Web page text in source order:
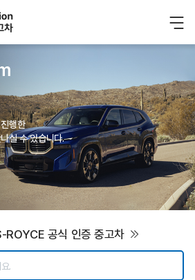
행한
실 수 있습니다.
공식 인증 중고차
.